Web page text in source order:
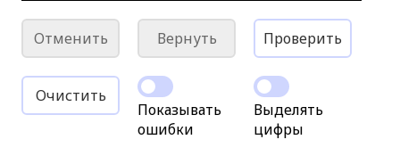
Отменить Вернуть Проверить
Очистить
Показывать
ошибки
Выделять
цифры